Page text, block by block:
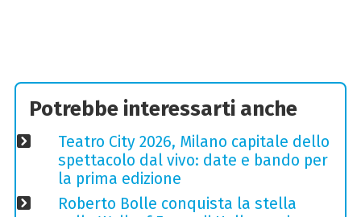
Potrebbe interessarti anche
Teatro City 2026, Milano capitale dello
spettacolo dal vivo: date e bando per
la prima edizione
Roberto Bolle conquista la stella